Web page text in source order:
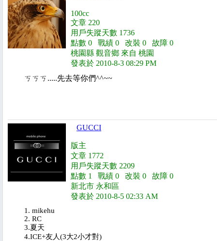
100cc
文章 220
用戶失蹤天數 1736
點數 0 戰績 0 改裝 0 故障 0
桃園縣 觀音鄉 來自 桃園
發表於 2010-8-3 08:29 PM
ㄎㄎㄎ.....先去等你們^^~~
GUCCI
版主
文章 1772
用戶失蹤天數 2209
點數 1 戰績 0 改裝 0 故障 0
新北市 永和區
發表於 2010-8-5 02:33 AM
1. mikehu
2. RC
3.夏天
4.ICE+友人(3大2小才對)